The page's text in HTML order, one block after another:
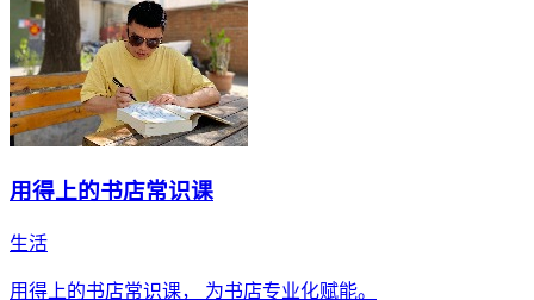
用得上的书店常识课
生活
用得上的书店常识课， 为书店专业化赋能。